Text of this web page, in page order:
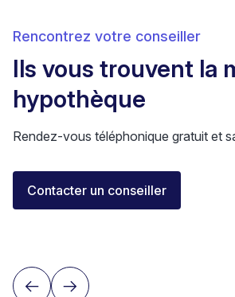
Rencontrez votre conseiller
Ils vous trouvent la
hypothèque
Rendez-vous téléphonique gratuit et
Contacter un conseiller
Florent Buser
Area Sales Director Romandie